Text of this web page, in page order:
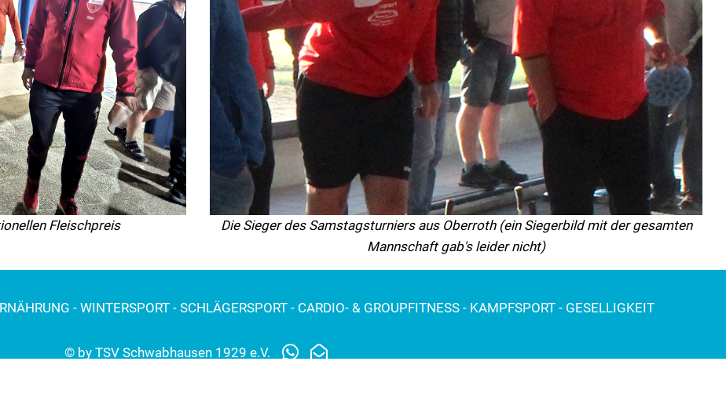
Fleischpreis
Die Sieger des Samstagsturniers aus Oberroth (ein Siegerbild mit der gesamten
Mannschaft gab's leider nicht)
- WINTERSPORT - SCHLÄGERSPORT - CARDIO- & GROUPFITNESS - KAMPFSPORT - GESELLIGKEIT
© by TSV Schwabhausen 1929 e.V.